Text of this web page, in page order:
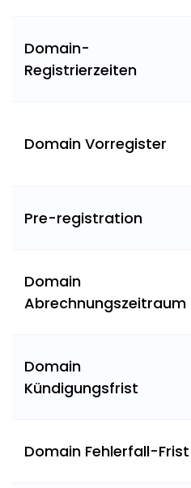
Domain-
Registrierzeiten
Domain Vorregister
Pre-registration
Domain
Abrechnungszeitraum
Domain
Kündigungsfrist
Domain Fehlerfall-Frist